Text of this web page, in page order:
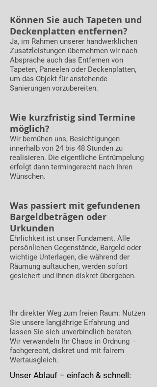
Können Sie auch Tapeten und
Deckenplatten entfernen?
Ja, im Rahmen unserer handwerklichen
Zusatzleistungen übernehmen wir nach
Absprache auch das Entfernen von
Tapeten, Paneelen oder Deckenplatten,
um das Objekt für anstehende
Sanierungen vorzubereiten.
Wie kurzfristig sind Termine
möglich?
Wir bemühen uns, Besichtigungen
innerhalb von 24 bis 48 Stunden zu
realisieren. Die eigentliche Entrümpelung
erfolgt dann termingerecht nach Ihren
Wünschen.
Was passiert mit gefundenen
Bargeldbeträgen oder
Urkunden
Ehrlichkeit ist unser Fundament. Alle
persönlichen Gegenstände, Bargeld oder
wichtige Unterlagen, die während der
Räumung auftauchen, werden sofort
gesichert und Ihnen diskret übergeben.
Ihr direkter Weg zum freien Raum: Nutzen
Sie unsere langjährige Erfahrung und
lassen Sie sich unverbindlich beraten.
Wir verwandeln Ihr Chaos in Ordnung –
fachgerecht, diskret und mit fairem
Wertausgleich.
Unser Ablauf – einfach & schnell: